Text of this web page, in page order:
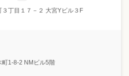
３丁目１７－２ 大宮Yビル３F
町1-8-2 NMビル5階